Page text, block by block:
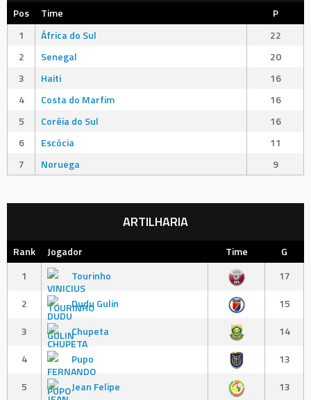
Pos Time
P
1
África do Sul
22
2
Senegal
20
3
Haiti
16
4
Costa do Marfim
16
5
Coréia do Sul
16
6
Escócia
11
7
Noruega 9
ARTILHARIA
Rank Jogador Time
G
1
Tourinho
17
2
Dudu Gulin
15
3
Chupeta
14
4
Pupo
13
5
Jean Felipe
13